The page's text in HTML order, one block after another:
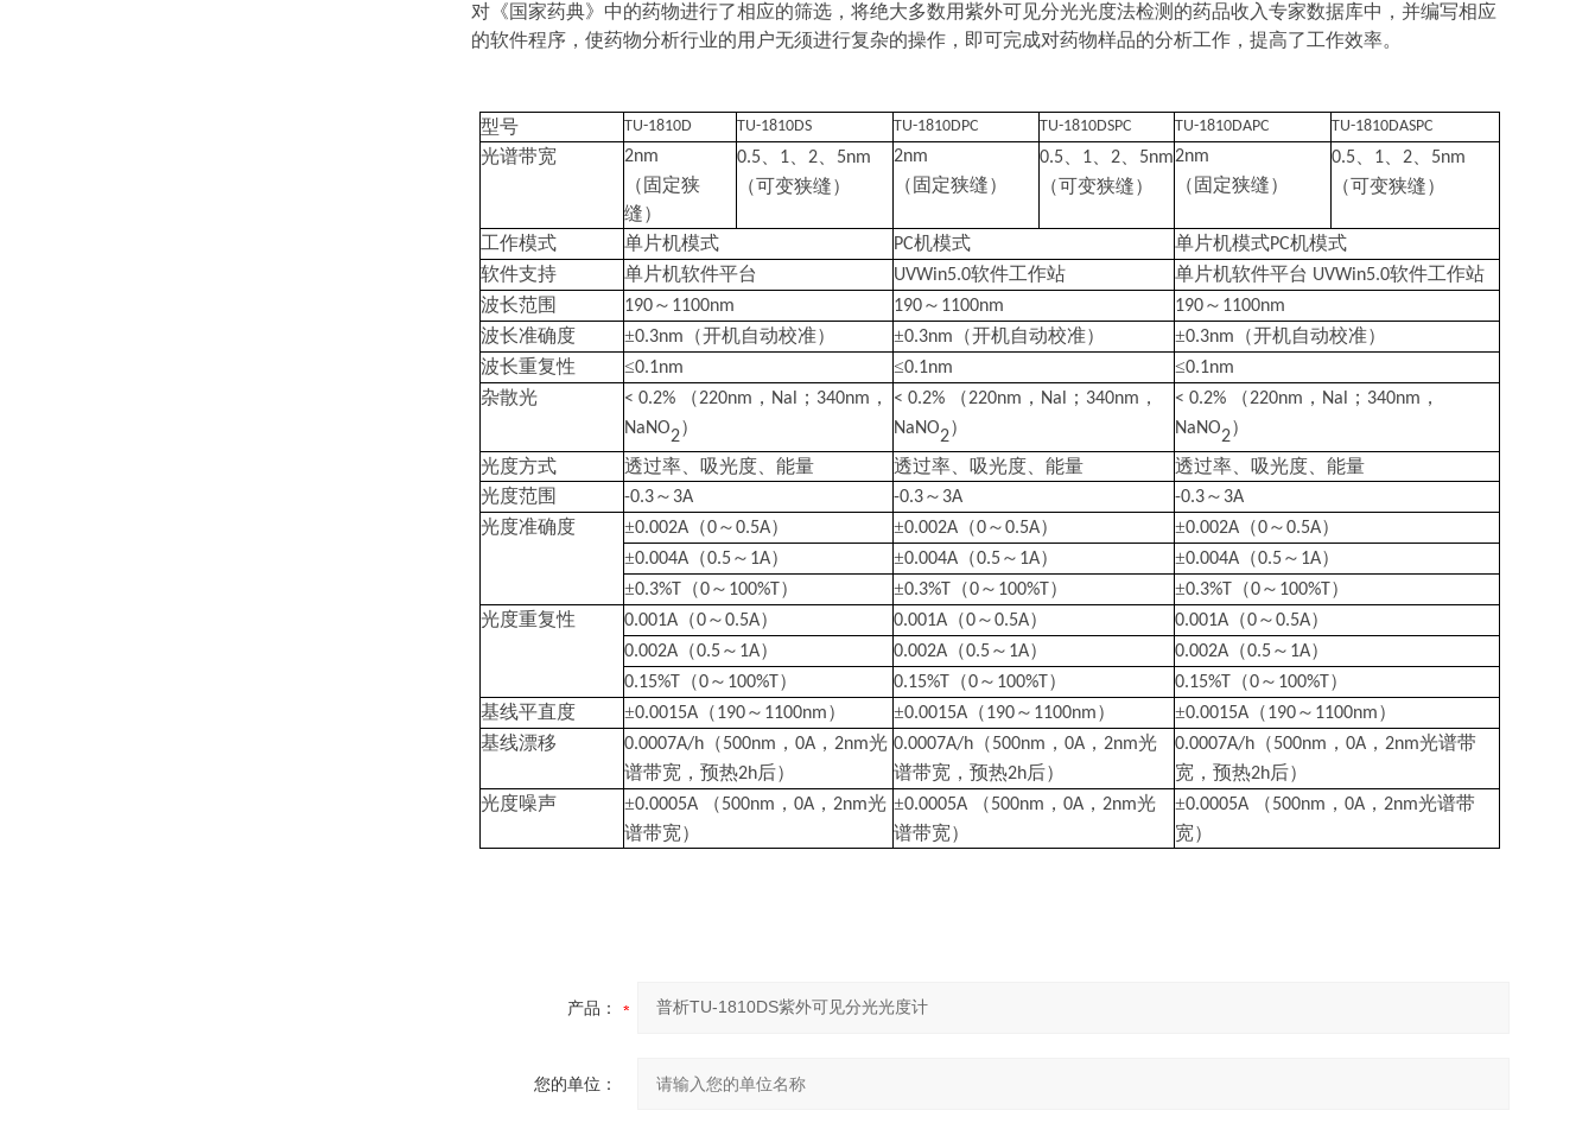
对《国家药典》中的药物进行了相应的筛选，将绝大多数用紫外可见分光光度法检测的药品收入专家数据库中，并编写相应
的软件程序，使药物分析行业的用户无须进行复杂的操作，即可完成对药物样品的分析工作，提高了工作效率。
型号 TU-1810D TU-1810DS TU-1810DPC TU-1810DSPC TU-1810DAPC TU-1810DASPC
光谱带宽 2nm
（固定狭
缝）
0.5 1 2 5nm
（可变狭缝）
2nm
（固定狭缝）
0.5 1 2 5nm
（可变狭缝）
2nm
（固定狭缝）
0.5 1 2 5nm
（可变狭缝）
工作模式 单片机模式 PC机模式 单片机模式PC机模式
软件支持
单片机软件平台 UVWin5.0软件工作站 单片机软件平台 UVWin5.0软件工作站
波长范围
190～ 1100nm 190～ 1100nm 190～ 1100nm
波长准确度 ±0.3nm （开机自动校准） ±0.3nm （开机自动校准） ±0.3nm
（开机自动校准）
波长重复性
≤0.1nm ≤0.1nm ≤0.1nm
杂散光 < 0.2% （220nm ， Nal ； 340nm ，
NaNO2
）
< 0.2% （220nm ， Nal ； 340nm ，
NaNO2
）
< 0.2% （220nm ， Nal ； 340nm ，
NaNO2
）
光度方式
透过率、吸光度、能量 透过率、吸光度、能量
透过率、吸光度、能量
光度范围
-0.3～ 3A -0.3～ 3A -0.3～ 3A
光度准确度 ±0.002A （0～0.5A） ±0.002A （0～0.5A） ±0.002A （0～0.5A）
±0.004A （0.5～ 1A） ±0.004A （0.5～ 1A） ±0.004A （0.5～ 1A）
±0.3%T （0～ 100%T ） ±0.3%T （0～ 100%T ） ±0.3%T （0～ 100%T
）
光度重复性
0.001A （0～0.5A） 0.001A （0～0.5A） 0.001A （0～0.5A）
0.002A （0.5～ 1A） 0.002A （0.5～ 1A） 0.002A （0.5～ 1A）
0.15%T （0～ 100%T ） 0.15%T （0～ 100%T ） 0.15%T （0～ 100%T
）
基线平直度
±0.0015A （190～ 1100nm） ±0.0015A （190～ 1100nm） ±0.0015A （190～ 1100nm）
基线漂移
0.0007A/h （500nm ，0A ， 2nm光
谱带宽，预热2h后）
0.0007A/h （500nm ，0A ， 2nm光
谱带宽，预热2h后）
0.0007A/h （500nm ，0A ， 2nm光谱带
宽，预热2h后）
光度噪声
±0.0005A （500nm ，0A ， 2nm光
谱带宽）
±0.0005A （500nm ，0A ， 2nm光
谱带宽）
±0.0005A （500nm ，0A ， 2nm光谱带
宽）
产品：
您的单位：